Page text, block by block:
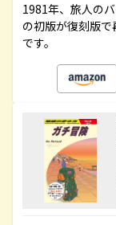
1981年、旅人の
の初版が復刻版
です。